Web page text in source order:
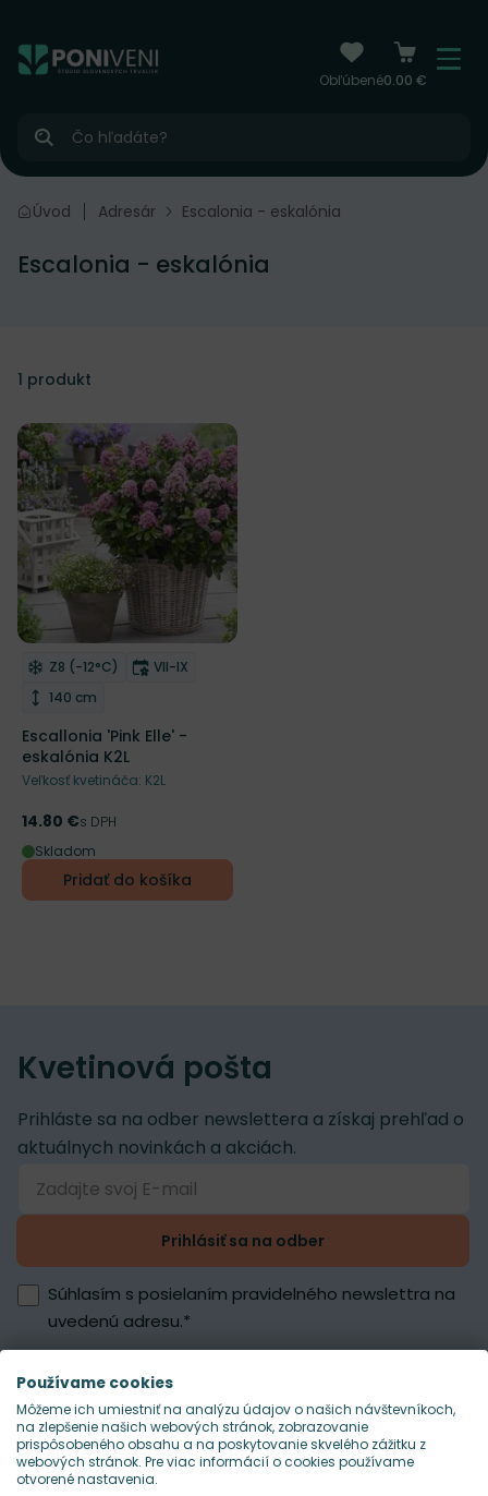
Obľúbené0.00 €
Menu
Hľadať
Úvod Adresár Escalonia - eskalónia
Escalonia - eskalónia
1 produkt
Odober do zoznamu želaní
Mrazuvzdornosť
Z8 (-12°C) Doba kvitnutia
VII-IX
Výška rastliny
140 cm
Escallonia 'Pink Elle' -
eskalónia K2L
Veľkosť kvetináča: K2L
Cena
14.80 €s DPH
Skladom
Pridať do košíka
Kvetinová pošta
Prihláste sa na odber newslettera a získaj prehľad o
aktuálnych novinkách a akciách.
Prihlásiť sa na odber
Súhlasím s posielaním pravidelného newslettra na
uvedenú adresu.*
Používame cookies
Môžeme ich umiestniť na analýzu údajov o našich návštevníkoch,
na zlepšenie našich webových stránok, zobrazovanie
prispôsobeného obsahu a na poskytovanie skvelého zážitku z
webových stránok. Pre viac informácií o cookies používame
otvorené nastavenia.